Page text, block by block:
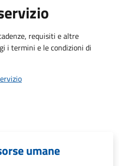
requisiti e altre
i termini e le condizioni di
umane